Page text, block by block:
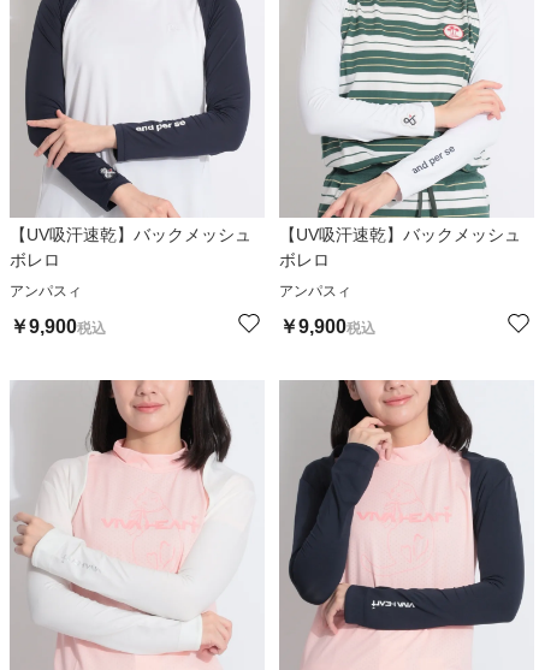
【UV吸汗速乾】バックメッシュ
ボレロ
アンパスィ
￥9,900税込
【UV吸汗速乾】バックメッシュ
ボレロ
アンパスィ
￥9,900税込